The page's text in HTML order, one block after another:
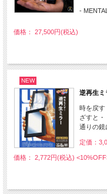
-
価格： 27,500円(税込)
NEW
逆再生ミ
時を戻
ざすと
通りの鏡
定価：
価格： 2,772円(税込)